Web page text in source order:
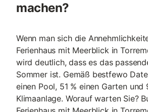
machen?
Wenn man sich die
Ferienhaus mit Meerblick in
wird deutlich, dass es das
Sommer ist. Gemäß bestfewo
einen Pool, 51 % einen Garten und
Klimaanlage. Worauf warten Sie?